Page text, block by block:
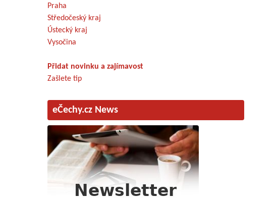
Praha
Středočeský kraj
Ústecký kraj
Vysočina
Přidat novinku a zajímavost
Zašlete tip
eČechy.cz News